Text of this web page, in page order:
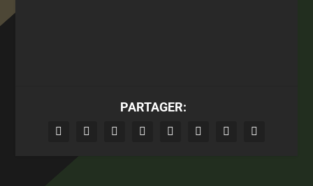
PARTAGER: